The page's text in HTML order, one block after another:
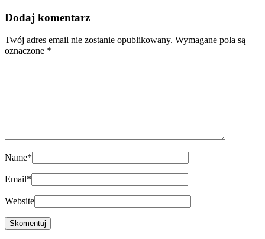
Dodaj komentarz
Twój adres email nie zostanie opublikowany. Wymagane pola są
oznaczone *
Name*
Email*
Website